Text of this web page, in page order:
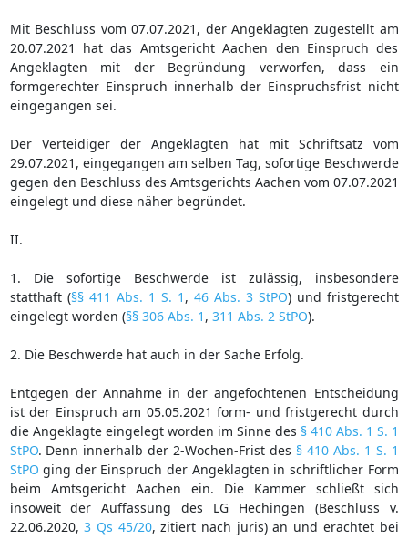
Mit Beschluss vom 07.07.2021, der Angeklagten zugestellt am
20.07.2021 hat das Amtsgericht Aachen den Einspruch des
Angeklagten mit der Begründung verworfen, dass ein
formgerechter Einspruch innerhalb der Einspruchsfrist nicht
eingegangen sei.
Der Verteidiger der Angeklagten hat mit Schriftsatz vom
29.07.2021, eingegangen am selben Tag, sofortige Beschwerde
gegen den Beschluss des Amtsgerichts Aachen vom 07.07.2021
eingelegt und diese näher begründet.
II.
1. Die sofortige Beschwerde ist zulässig, insbesondere
statthaft (§§ 411 Abs. 1 S. 1 , 46 Abs. 3 StPO) und fristgerecht
eingelegt worden (§§ 306 Abs. 1 , 311 Abs. 2 StPO).
2. Die Beschwerde hat auch in der Sache Erfolg.
Entgegen der Annahme in der angefochtenen Entscheidung
ist der Einspruch am 05.05.2021 form- und fristgerecht durch
die Angeklagte eingelegt worden im Sinne des § 410 Abs. 1 S. 1
StPO. Denn innerhalb der 2-Wochen-Frist des § 410 Abs. 1 S. 1
StPO ging der Einspruch der Angeklagten in schriftlicher Form
beim Amtsgericht Aachen ein. Die Kammer schließt sich
insoweit der Auffassung des LG Hechingen (Beschluss v.
22.06.2020,3 Qs 45/20, zitiert nach juris) an und erachtet bei